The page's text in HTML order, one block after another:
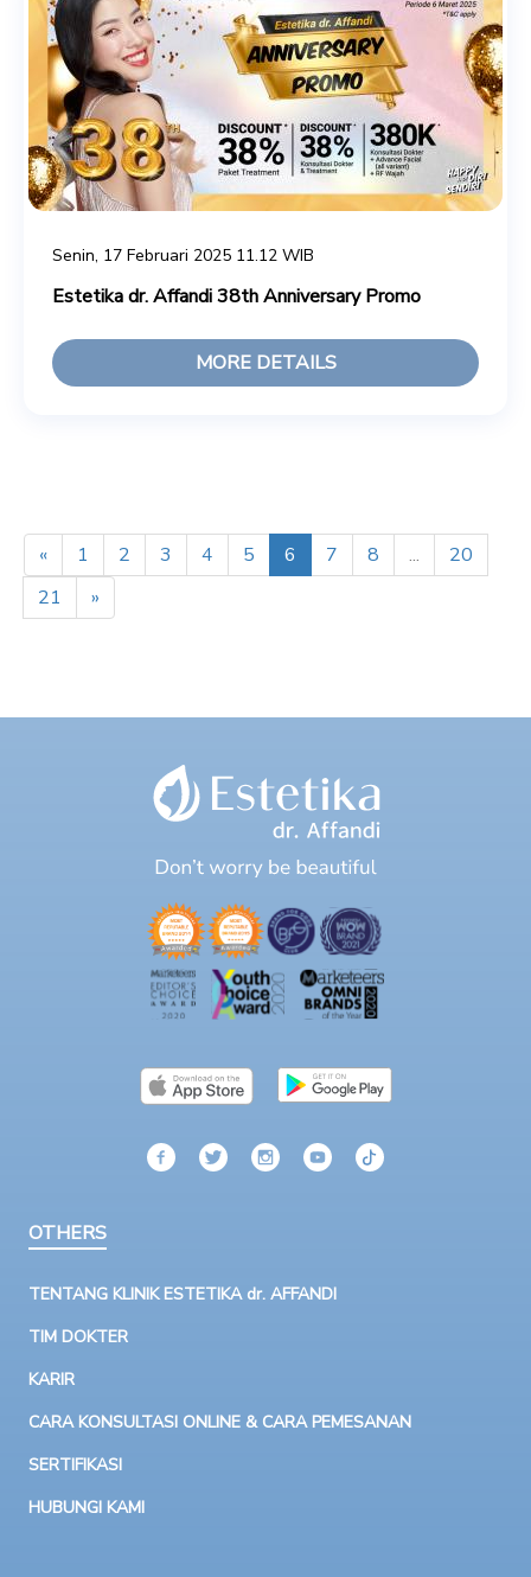
Senin, 17 Februari 2025 11.12 WIB
Estetika dr. Affandi 38th Anniversary Promo
MORE DETAILS
« 1 2 3 4 5 6 7 8 ...
20
21
»
OTHERS
TENTANG KLINIK ESTETIKA dr. AFFANDI
TIM DOKTER
KARIR
CARA KONSULTASI ONLINE & CARA PEMESANAN
SERTIFIKASI
HUBUNGI KAMI